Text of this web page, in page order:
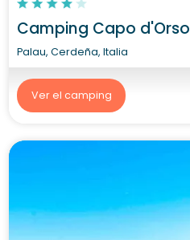
Camping Capo d'Orso
Palau, Cerdeña, Italia
Ver el camping